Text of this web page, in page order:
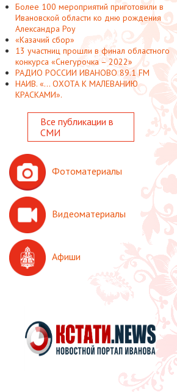
Более 100 мероприятий приготовили в
Ивановской области ко дню рождения
Александра Роу
«Казачий сбор»
13 участниц прошли в финал областного
конкурса «Снегурочка – 2022»
РАДИО РОССИИ ИВАНОВО 89.1 FM
НАИВ. «... ОХОТА К МАЛЕВАНИЮ
КРАСКАМИ».
Все публикации в
СМИ
Фотоматериалы
Видеоматериалы
Афиши